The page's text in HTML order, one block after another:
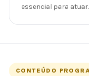
essencial para atuar.
CONTEÚDO